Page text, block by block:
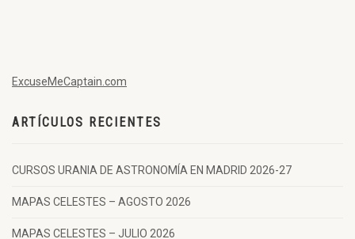
ExcuseMeCaptain.com
ARTÍCULOS RECIENTES
CURSOS URANIA DE ASTRONOMÍA EN MADRID 2026-27
MAPAS CELESTES – AGOSTO 2026
MAPAS CELESTES – JULIO 2026